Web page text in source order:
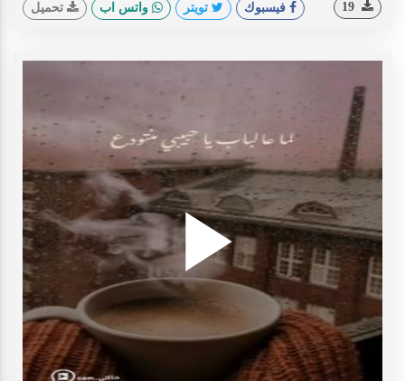
فيسبوك تويتر واتس اب تحميل
Play